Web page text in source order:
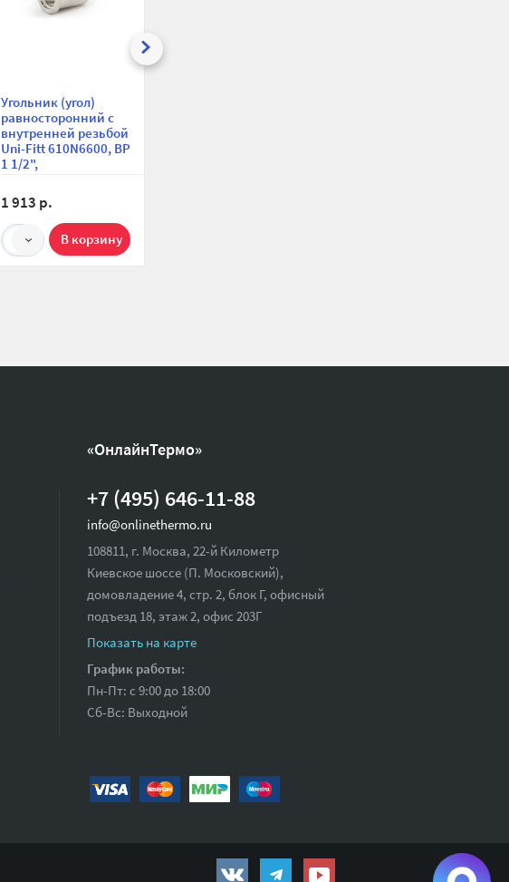
Угольник (угол)
равносторонний с
внутренней резьбой
Uni-Fitt 610N6600, ВР
1 1/2",
1 913 р.
1
«ОнлайнТермо»
+7 (495) 646-11-88
info@onlinethermo.ru
108811, г. Москва, 22-й Километр
Киевское шоссе (П. Московский),
домовладение 4, стр. 2, блок Г, офисный
подъезд 18,этаж 2, офис 203Г
Показать на карте
График работы:
Пн-Пт: с 9:00 до 18:00
Сб-Вс: Выходной